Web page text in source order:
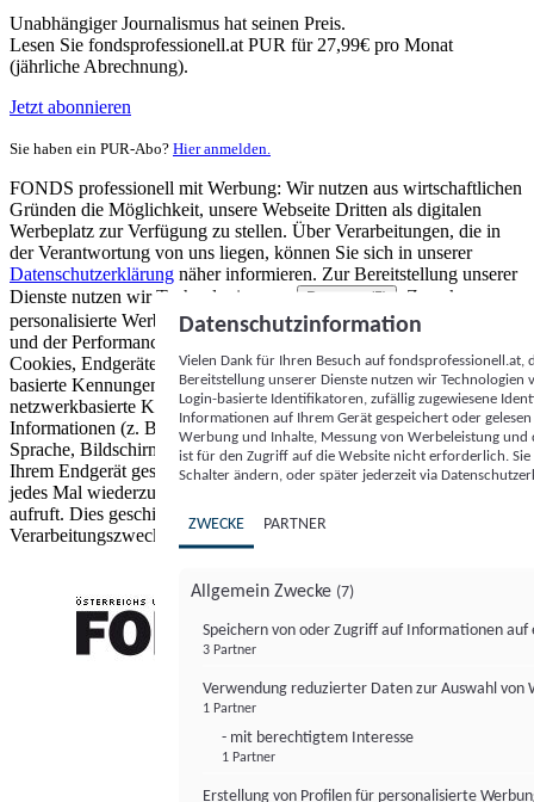
Unabhängiger Journalismus hat seinen Preis.
Lesen Sie fondsprofessionell.at PUR für 27,99€ pro Monat
(jährliche Abrechnung).
Jetzt abonnieren
Sie haben ein PUR-Abo? Hier anmelden.
FONDS professionell mit Werbung: Wir nutzen aus wirtschaftlichen
Gründen die Möglichkeit, unsere Webseite Dritten als digitalen
Werbeplatz zur Verfügung zu stellen. Über Verarbeitungen, die in
der Verantwortung von uns liegen, können Sie sich in unserer
Datenschutzerklärung näher informieren. Zur Bereitstellung unserer
Dienste nutzen wir Technologien von
Partnern (5)
. Zwecke:
personalisierte Werbung und Inhalte, Messung von Werbeleistung
und der Performance von Inhalten sowie Zielgruppenforschung.
Cookies, Endgeräte- oder ähnliche Online-Kennungen (z. B. login-
basierte Kennungen, zufällig generierte Kennungen,
netzwerkbasierte Kennungen) können zusammen mit anderen
Informationen (z. B. Browsertyp und Browserinformationen,
Sprache, Bildschirmgröße, unterstützte Technologien usw.) auf
Ihrem Endgerät gespeichert oder von dort ausgelesen werden, um es
jedes Mal wiederzuerkennen, wenn es eine App oder einer Webseite
aufruft. Dies geschieht für einen oder mehrere der hier aufgeführten
Verarbeitungszwecke.
Datenschutzinformation
Vielen Dank für Ihren Besuch auf
Bereitstellung unserer Dienste nutzen wir Technologien
Login-basierte Identifikatoren, zufällig zugewiesene
Informationen auf Ihrem Gerät gespeichert oder
Werbung und Inhalte, Messung von Werbeleistung
ist für den Zugriff auf die Website nicht erforderlich.
Schalter ändern, oder später jederzeit via
ZWECKE PARTNER
Allgemein Zwecke (7)
Speichern von oder Zugriff auf Informationen auf
3 Partner
Verwendung reduzierter Daten zur Auswahl von
1 Partner
- mit berechtigtem Interesse
1 Partner
Erstellung von Profilen für personalisierte
FONDS professionell